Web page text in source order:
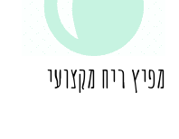
מפיץ ריח מקצועי